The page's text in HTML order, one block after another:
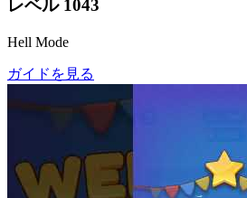
レベル 1043
Hell Mode
ガイドを見る